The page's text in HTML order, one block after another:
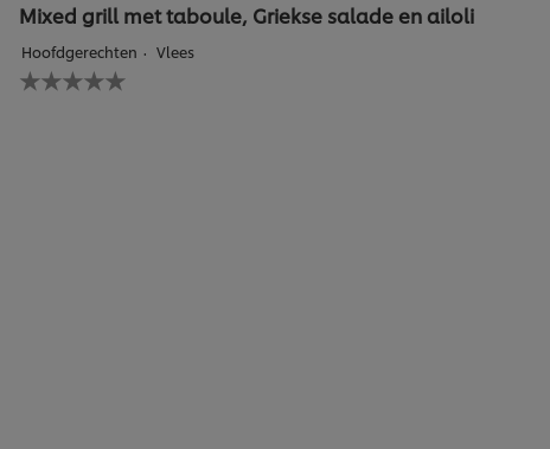
Mixed grill met taboule, Griekse salade en ailoli
Hoofdgerechten Vlees
Geen
beoordelingen